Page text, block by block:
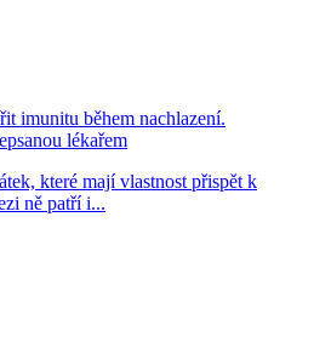
imunitu během nachlazení.
lékařem
které mají vlastnost přispět k
ně patří i...